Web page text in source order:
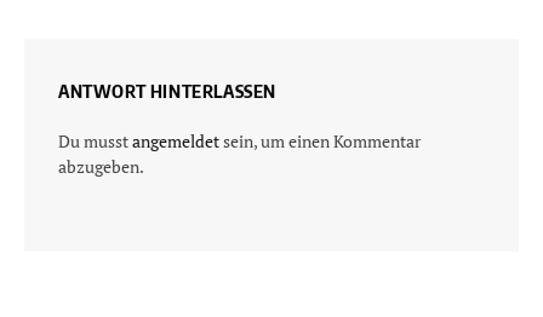
ANTWORT HINTERLASSEN
Du musstangemeldetsein, um einen Kommentar
abzugeben.